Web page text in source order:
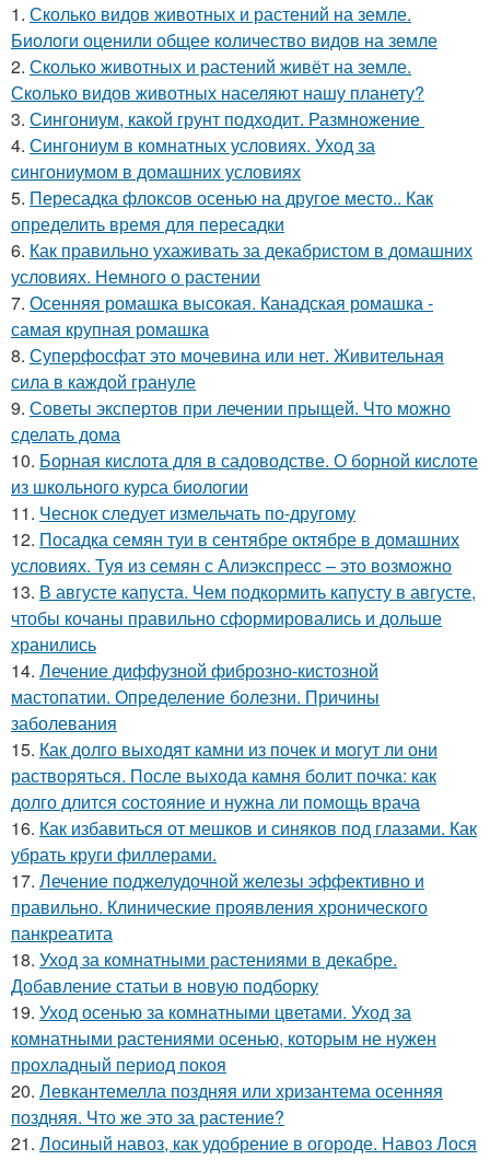
1. Сколько видов животных и растений на земле.
Биологи оценили общее количество видов на земле
2. Сколько животных и растений живёт на земле.
Сколько видов животных населяют нашу планету?
3. Сингониум, какой грунт подходит. Размножение
4. Сингониум в комнатных условиях. Уход за
сингониумом в домашних условиях
5. Пересадка флоксов осенью на другое место.. Как
определить время для пересадки
6. Как правильно ухаживать за декабристом в домашних
условиях. Немного о растении
7. Осенняя ромашка высокая. Канадская ромашка -
самая крупная ромашка
8. Суперфосфат это мочевина или нет. Живительная
сила в каждой грануле
9. Советы экспертов при лечении прыщей. Что можно
сделать дома
10. Борная кислота для в садоводстве. О борной кислоте
из школьного курса биологии
11. Чеснок следует измельчать по-другому
12. Посадка семян туи в сентябре октябре в домашних
условиях. Туя из семян с Алиэкспресс – это возможно
13. В августе капуста. Чем подкормить капусту в августе,
чтобы кочаны правильно сформировались и дольше
хранились
14. Лечение диффузной фиброзно-кистозной
мастопатии. Определение болезни. Причины
заболевания
15. Как долго выходят камни из почек и могут ли они
растворяться. После выхода камня болит почка: как
долго длится состояние и нужна ли помощь врача
16. Как избавиться от мешков и синяков под глазами. Как
убрать круги филлерами.
17. Лечение поджелудочной железы эффективно и
правильно. Клинические проявления хронического
панкреатита
18. Уход за комнатными растениями в декабре.
Добавление статьи в новую подборку
19. Уход осенью за комнатными цветами. Уход за
комнатными растениями осенью, которым не нужен
прохладный период покоя
20. Левкантемелла поздняя или хризантема осенняя
поздняя. Что же это за растение?
21. Лосиный навоз, как удобрение в огороде. Навоз Лося